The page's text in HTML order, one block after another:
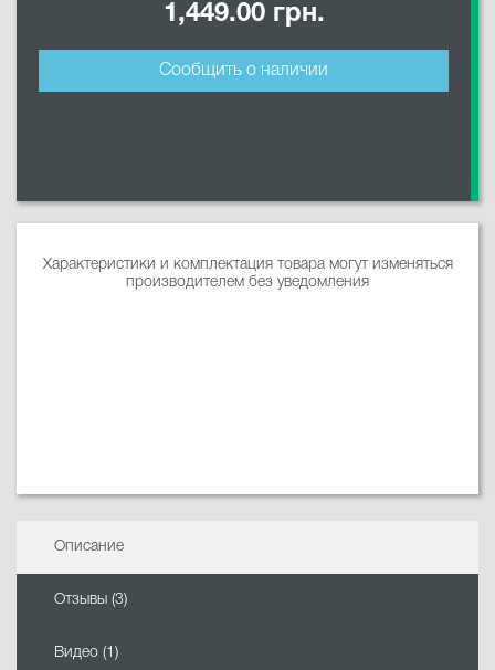
1,449.00 грн.
Сообщить о наличии
Характеристики и комплектация товара могут изменяться
производителем без уведомления
Описание
Отзывы (3)
Видео (1)